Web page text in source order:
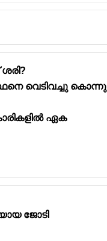
എന്നും
സമരം
വെടിവച്ചു കൊന്നു
ഏക
ജോടി